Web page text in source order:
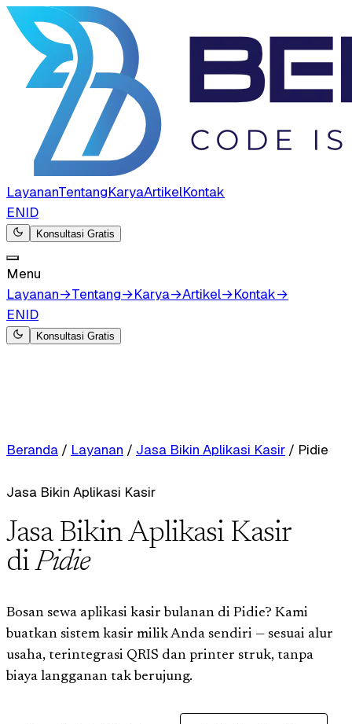
LayananTentangKaryaArtikelKontak
ENID
Konsultasi Gratis
Menu
Layanan→Tentang→Karya→Artikel→Kontak→
ENID
Konsultasi Gratis
Beranda / Layanan / Jasa Bikin Aplikasi Kasir / Pidie
Jasa Bikin Aplikasi Kasir
Jasa Bikin Aplikasi Kasir
diPidie
Bosan sewa aplikasi kasir bulanan di Pidie? Kami
buatkan sistem kasir milik Anda sendiri — sesuai alur
usaha, terintegrasi QRIS dan printer struk, tanpa
biaya langganan tak berujung.